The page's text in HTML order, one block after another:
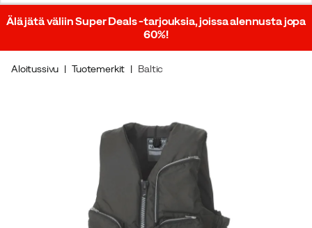
Älä jätä väliin Super Deals -tarjouksia, joissa alennusta jopa
60%!
Aloitussivu Tuotemerkit Baltic